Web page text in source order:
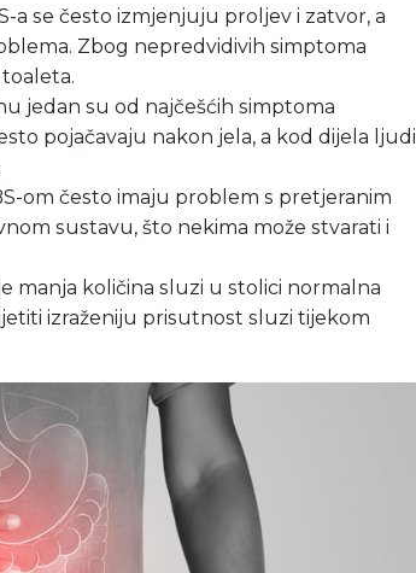
a se često izmjenjuju proljev i zatvor, a
Zbog nepredvidivih simptoma
jedan su od najčešćih simptoma
pojačavaju nakon jela, a kod dijela ljudi
om često imaju problem s pretjeranim
sustavu, što nekima može stvarati i
manja količina sluzi u stolici normalna
izraženiju prisutnost sluzi tijekom